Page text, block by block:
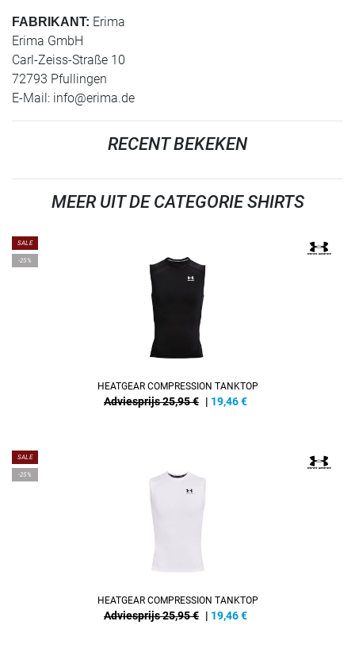
FABRIKANT: Erima
Erima GmbH
Carl-Zeiss-Straße 10
72793 Pfullingen
E-Mail: info@erima.de
RECENT BEKEKEN
MEER UIT DE CATEGORIE SHIRTS
SALE
-25%
HEATGEAR COMPRESSION TANKTOP
Adviesprijs 25,95 € | 19,46€
SALE
-25%
HEATGEAR COMPRESSION TANKTOP
Adviesprijs 25,95 € | 19,46€